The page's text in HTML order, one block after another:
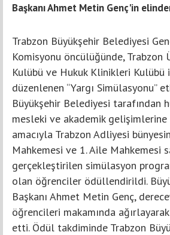
Başkanı Ahmet Metin Genç'in
Trabzon Büyükşehir Belediyesi
Komisyonu öncülüğünde, Trabzon
Kulübü ve Hukuk Klinikleri
düzenlenen “Yargı Simülasyonu”
Büyükşehir Belediyesi tarafından
mesleki ve akademik gelişimlerine
amacıyla Trabzon Adliyesi
Mahkemesi ve 1. Aile Mahkemesi
gerçekleştirilen simülasyon
olan öğrenciler ödüllendirildi.
Başkanı Ahmet Metin Genç,
öğrencileri makamında
etti. Ödül takdiminde Trabzon